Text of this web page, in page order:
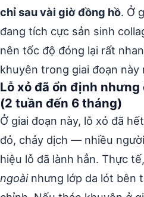
chỉ sau vài giờ đồng hồ. Ở
đang tích cực sản sinh
nên tốc độ đóng lại rất
khuyên trong giai đoạn này
Lỗ xỏ đã ổn định
(2 tuần đến 6 tháng)
Ở giai đoạn này, lỗ xỏ đã
đỏ, chảy dịch — nhiều
hiệu lỗ đã lành hẳn. Thực
ngoàinhưng lớp da lót bên